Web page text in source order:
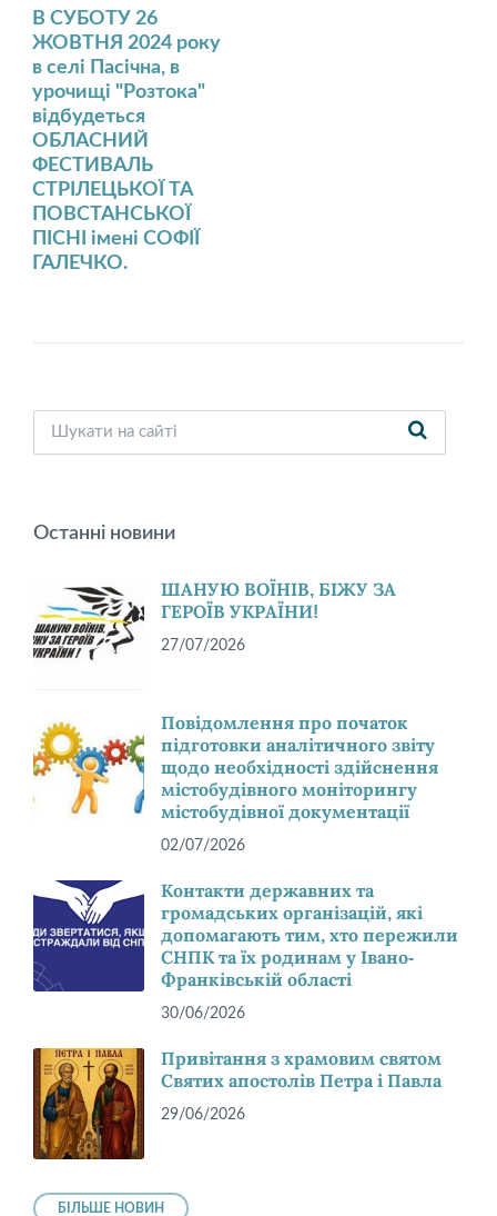
В СУБОТУ 26
ЖОВТНЯ 2024 року
в селі Пасічна, в
урочищі "Розтока"
відбудеться
ОБЛАСНИЙ
ФЕСТИВАЛЬ
СТРІЛЕЦЬКОЇ ТА
ПОВСТАНСЬКОЇ
ПІСНІ імені СОФІЇ
ГАЛЕЧКО.
Останні новини
ШАНУЮ ВОЇНІВ, БІЖУ ЗА
ГЕРОЇВ УКРАЇНИ!
27/07/2026
Повідомлення про початок
підготовки аналітичного звіту
щодо необхідності здійснення
містобудівного моніторингу
містобудівної документації
02/07/2026
Контакти державних та
громадських організацій, які
допомагають тим, хто пережили
СНПК та їх родинам у Івано-
Франківській області
30/06/2026
Привітання з храмовим святом
Святих апостолів Петра і Павла
29/06/2026
БІЛЬШЕ НОВИН